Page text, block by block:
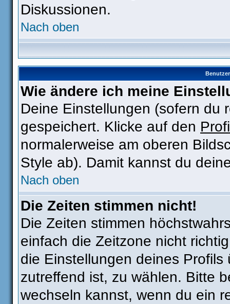
Diskussionen.
Nach oben
Wie ändere ich meine
Deine Einstellungen (sofern du
gespeichert. Klicke auf den
normalerweise am oberen
Style ab). Damit kannst du
Nach oben
Die Zeiten stimmen nicht!
Die Zeiten stimmen
einfach die Zeitzone nicht
die Einstellungen deines
zutreffend ist, zu wählen. Bitte
wechseln kannst, wenn du ein